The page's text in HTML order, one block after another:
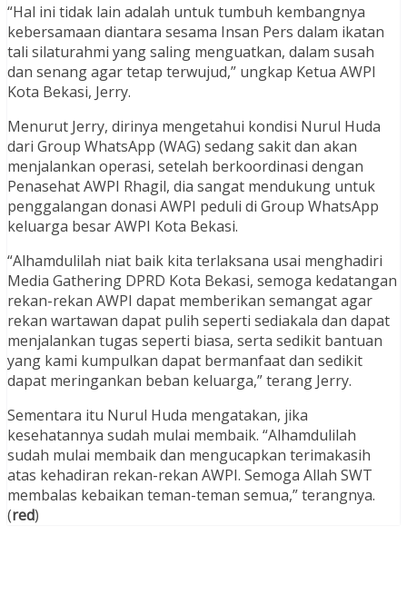
“Hal ini tidak lain adalah untuk tumbuh kembangnya
kebersamaan diantara sesama Insan Pers dalam ikatan
tali silaturahmi yang saling menguatkan, dalam susah
dan senang agar tetap terwujud,” ungkap Ketua AWPI
Kota Bekasi, Jerry.
Menurut Jerry, dirinya mengetahui kondisi Nurul Huda
dari Group WhatsApp (WAG) sedang sakit dan akan
menjalankan operasi, setelah berkoordinasi dengan
Penasehat AWPI Rhagil, dia sangat mendukung untuk
penggalangan donasi AWPI peduli di Group WhatsApp
keluarga besar AWPI Kota Bekasi.
“Alhamdulilah niat baik kita terlaksana usai menghadiri
Media Gathering DPRD Kota Bekasi, semoga kedatangan
rekan-rekan AWPI dapat memberikan semangat agar
rekan wartawan dapat pulih seperti sediakala dan dapat
menjalankan tugas seperti biasa, serta sedikit bantuan
yang kami kumpulkan dapat bermanfaat dan sedikit
dapat meringankan beban keluarga,” terang Jerry.
Sementara itu Nurul Huda mengatakan, jika
kesehatannya sudah mulai membaik. “Alhamdulilah
sudah mulai membaik dan mengucapkan terimakasih
atas kehadiran rekan-rekan AWPI. Semoga Allah SWT
membalas kebaikan teman-teman semua,” terangnya.
(red)